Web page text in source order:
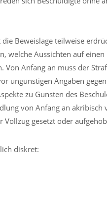
Beweislage teilweise
welche Aussichten auf einen
Von Anfang an muss der
ungünstigen Angaben
zu Gunsten des
von Anfang an akribisch
gesetzt oder
diskret: